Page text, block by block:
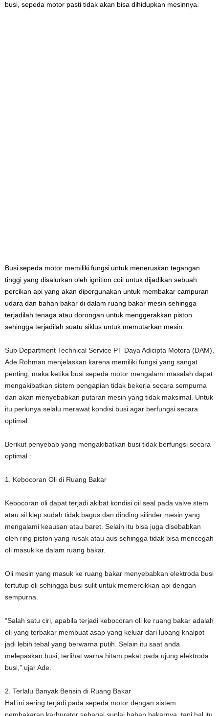
busi, sepeda motor pasti tidak akan bisa dihidupkan mesinnya.
Busi sepeda motor memiliki fungsi untuk meneruskan tegangan
tinggi yang disalurkan oleh ignition coil untuk dijadikan sebuah
percikan api yang akan dipergunakan untuk membakar campuran
udara dan bahan bakar di dalam ruang bakar mesin sehingga
terjadilah tenaga atau dorongan untuk menggerakkan piston
sehingga terjadilah suatu siklus untuk memutarkan mesin.
Sub Department Technical Service PT Daya Adicipta Motora (DAM),
Ade Rohman menjelaskan karena memiliki fungsi yang sangat
penting, maka ketika busi sepeda motor mengalami masalah dapat
mengakibatkan sistem pengapian tidak bekerja secara sempurna
dan akan menyebabkan putaran mesin yang tidak maksimal. Untuk
itu perlunya selalu merawat kondisi busi agar berfungsi secara
optimal.
Berikut penyebab yang mengakibatkan busi tidak berfungsi secara
optimal :
1. Kebocoran Oli di Ruang Bakar
Kebocoran oli dapat terjadi akibat kondisi oil seal pada valve stem
atau sil klep sudah tidak bagus dan dinding silinder mesin yang
mengalami keausan atau baret. Selain itu bisa juga disebabkan
oleh ring piston yang rusak atau aus sehingga tidak bisa mencegah
oli masuk ke dalam ruang bakar.
Oli mesin yang masuk ke ruang bakar menyebabkan elektroda busi
tertutup oli sehingga busi sulit untuk memercikkan api dengan
sempurna.
“Salah satu ciri, apabila terjadi kebocoran oli ke ruang bakar adalah
oli yang terbakar membuat asap yang keluar dari lubang knalpot
jadi lebih tebal yang berwarna putih. Selain itu saat anda
melepaskan busi, terlihat warna hitam pekat pada ujung elektroda
busi,” ujar Ade.
2. Terlalu Banyak Bensin di Ruang Bakar
Hal ini sering terjadi pada sepeda motor dengan sistem